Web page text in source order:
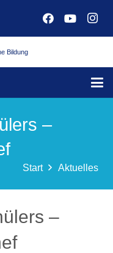
Bildung
–
Start Aktuelles
–